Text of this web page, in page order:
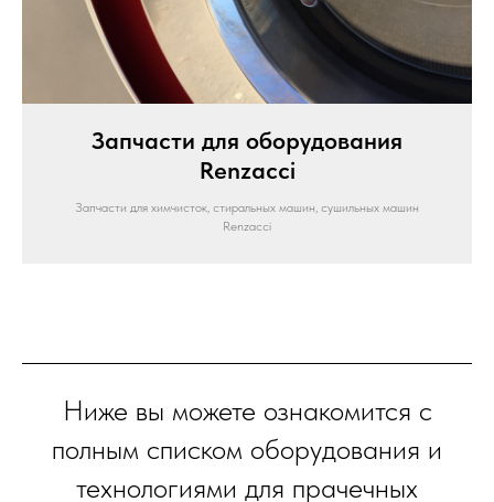
Запчасти для оборудования
Renzacci
Запчасти для химчисток, стиральных машин, сушильных машин
Renzacci
Ниже вы можете ознакомится с
полным списком оборудования и
технологиями для прачечных